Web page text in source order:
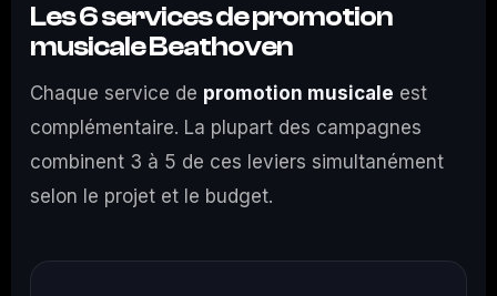
Les 6 services de promotion
musicale Beathoven
Chaque service de promotion musicale est
complémentaire. La plupart des campagnes
combinent 3 à 5 de ces leviers simultanément
selon le projet et le budget.